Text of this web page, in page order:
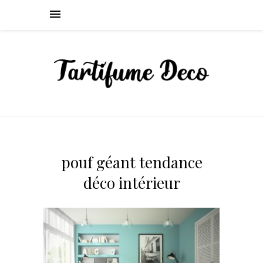
pouf géant tendance
déco intérieur